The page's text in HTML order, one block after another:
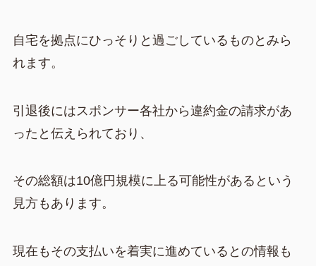
自宅を拠点にひっそりと過ごしているものとみら
れます。
引退後にはスポンサー各社から違約金の請求があ
ったと伝えられており、
その総額は10億円規模に上る可能性があるという
見方もあります。
現在もその支払いを着実に進めているとの情報も